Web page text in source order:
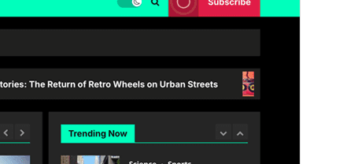
de WordPress
4.0
de inicio del tema